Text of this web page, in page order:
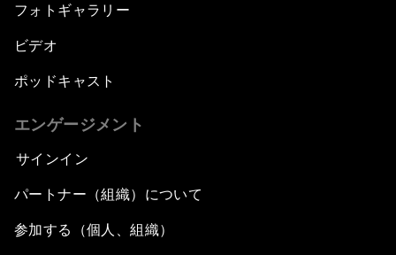
フォトギャラリー
ビデオ
ポッドキャスト
エンゲージメント
サインイン
パートナー（組織）について
参加する（個人、組織）